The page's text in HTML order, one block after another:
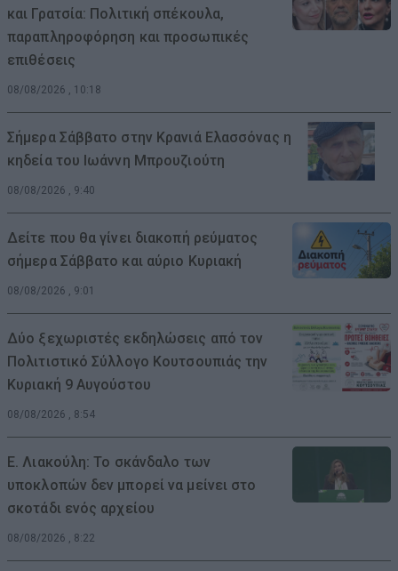
και Γρατσία: Πολιτική σπέκουλα,
παραπληροφόρηση και προσωπικές
επιθέσεις
08/08/2026 , 10:18
Σήμερα Σάββατο στην Κρανιά Ελασσόνας η
κηδεία του Ιωάννη Μπρουζιούτη
08/08/2026 , 9:40
Δείτε που θα γίνει διακοπή ρεύματος
σήμερα Σάββατο και αύριο Κυριακή
08/08/2026 , 9:01
Δύο ξεχωριστές εκδηλώσεις από τον
Πολιτιστικό Σύλλογο Κουτσουπιάς την
Κυριακή 9 Αυγούστου
08/08/2026 , 8:54
Ε. Λιακούλη: Το σκάνδαλο των
υποκλοπών δεν μπορεί να μείνει στο
σκοτάδι ενός αρχείου
08/08/2026 , 8:22